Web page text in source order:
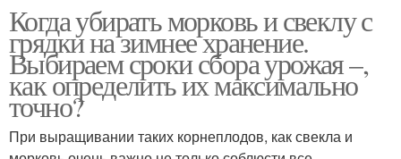
Когда убирать морковь и свеклу с
грядки на зимнее хранение.
Выбираем сроки сбора урожая –,
как определить их максимально
точно?
При выращивании таких корнеплодов, как свекла и